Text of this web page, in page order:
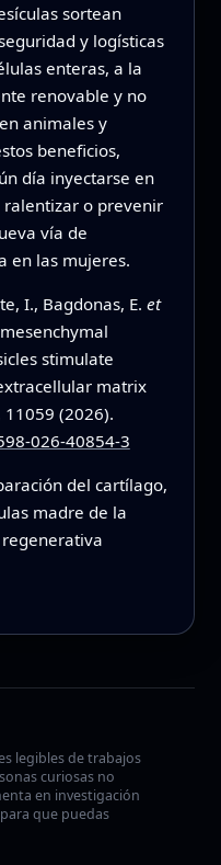
sortean
y logísticas
enteras, a la
renovable y no
animales y
beneficios,
día inyectarse en
o prevenir
vía de
en las mujeres.
I., Bagdonas, E. et
stimulate
matrix
11059 (2026).
026-40854-3
del cartílago,
madre de la
legibles de trabajos
curiosas no
en investigación
que puedas